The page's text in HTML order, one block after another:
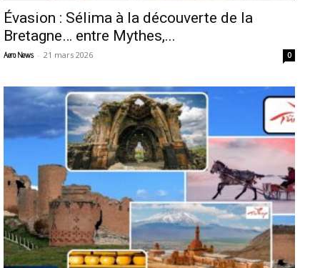
Évasion : Sélima à la découverte de la
Bretagne… entre Mythes,...
Aero News - 21 mars 2026 0